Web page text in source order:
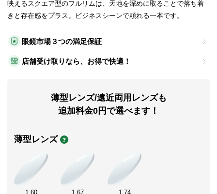
眼鏡市場３つの満足保証
店舗受け取りなら、お得で快適！
薄型レンズ/遠近両用レンズも
追加料金0円で選べます！
薄型レンズ
1.60 1.67 1.74
映えるスクエア型のフルリムは、天地を深めに取ることで落ち着
きと存在感をプラス。ビジネスシーンで頼れる一本です。